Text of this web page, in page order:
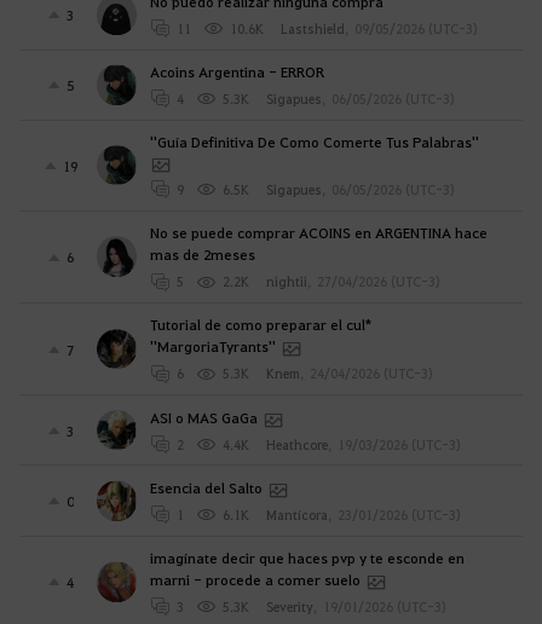
3
11 10.6K Lastshield 09/05/2026 (UTC-3)
5
Acoins Argentina - ERROR
4 5.3K Sigapues 06/05/2026 (UTC-3)
19
''Guía Definitiva De Como Comerte Tus Palabras''
9 6.5K Sigapues 06/05/2026 (UTC-3)
6
No se puede comprar ACOINS en ARGENTINA hace
mas de 2meses
5 2.2K nightii 27/04/2026 (UTC-3)
7
Tutorial de como preparar el cul*
''MargoriaTyrants''
6 5.3K Knem 24/04/2026 (UTC-3)
3
ASI o MAS GaGa
2 4.4K Heathcore 19/03/2026 (UTC-3)
0
Esencia del Salto
1 6.1K Mantícora 23/01/2026 (UTC-3)
4
imagínate decir que haces pvp y te esconde en
marni - procede a comer suelo
3 5.3K Severity 19/01/2026 (UTC-3)